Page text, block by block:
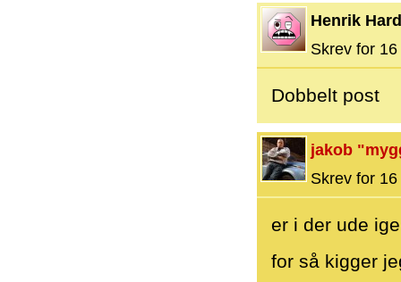
Henrik
Skrev for
Dobbelt post
jakob
Skrev for
er i der ude
for så kigger